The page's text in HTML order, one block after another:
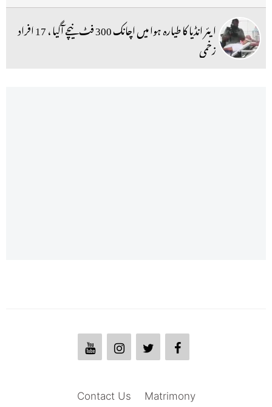
ایئر انڈیا کا طیارہ ہوا میں اچانک 300 فٹ نیچے آگیا ، 17 افراد
زخمی
Matrimony
Contact Us